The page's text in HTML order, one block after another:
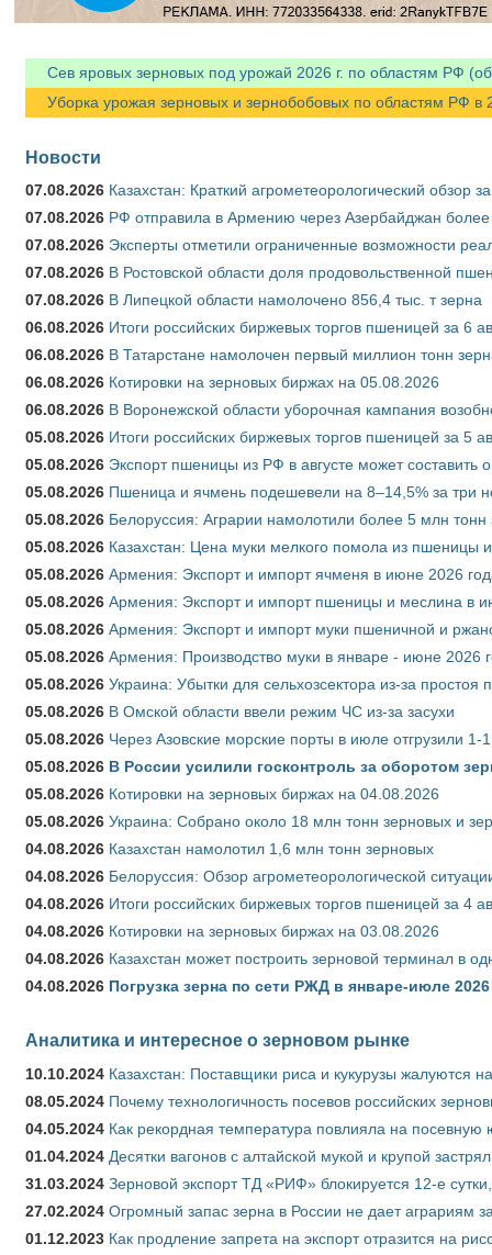
Сев яровых зерновых под урожай 2026 г. по областям РФ
Уборка урожая зерновых и зернобобовых по областям РФ в
Новости
07.08.2026 Казахстан: Краткий агрометеорологический обзор
07.08.2026 РФ отправила в Армению через Азербайджан более
07.08.2026 Эксперты отметили ограниченные возможности
07.08.2026 В Ростовской области доля продовольственной
07.08.2026 В Липецкой области намолочено 856,4 тыс. т зерна
06.08.2026 Итоги российских биржевых торгов пшеницей за 6
06.08.2026 В Татарстане намолочен первый миллион тонн
06.08.2026 Котировки на зерновых биржах на 05.08.2026
06.08.2026 В Воронежской области уборочная кампания
05.08.2026 Итоги российских биржевых торгов пшеницей за 5
05.08.2026 Экспорт пшеницы из РФ в августе может составить
05.08.2026 Пшеница и ячмень подешевели на 8–14,5% за три
05.08.2026 Белоруссия: Аграрии намолотили более 5 млн тонн
05.08.2026 Казахстан: Цена муки мелкого помола из пшеницы
05.08.2026 Армения: Экспорт и импорт ячменя в июне 2026
05.08.2026 Армения: Экспорт и импорт пшеницы и меслина в
05.08.2026 Армения: Экспорт и импорт муки пшеничной и
05.08.2026 Армения: Производство муки в январе - июне 2026
05.08.2026 Украина: Убытки для сельхозсектора из-за простоя
05.08.2026 В Омской области ввели режим ЧС из-за засухи
05.08.2026 Через Азовские морские порты в июле отгрузили
05.08.2026 В России усилили госконтроль за оборотом
05.08.2026 Котировки на зерновых биржах на 04.08.2026
05.08.2026 Украина: Собрано около 18 млн тонн зерновых и
04.08.2026 Казахстан намолотил 1,6 млн тонн зерновых
04.08.2026 Белоруссия: Обзор агрометеорологической
04.08.2026 Итоги российских биржевых торгов пшеницей за 4
04.08.2026 Котировки на зерновых биржах на 03.08.2026
04.08.2026 Казахстан может построить зерновой терминал в
04.08.2026 Погрузка зерна по сети РЖД в январе-июле
Аналитика и интересное о зерновом рынке
10.10.2024 Казахстан: Поставщики риса и кукурузы жалуются
08.05.2024 Почему технологичность посевов российских
04.05.2024 Как рекордная температура повлияла на
01.04.2024 Десятки вагонов с алтайской мукой и крупой
31.03.2024 Зерновой экспорт ТД «РИФ» блокируется 12-е
27.02.2024 Огромный запас зерна в России не дает аграриям
01.12.2023 Как продление запрета на экспорт отразится на